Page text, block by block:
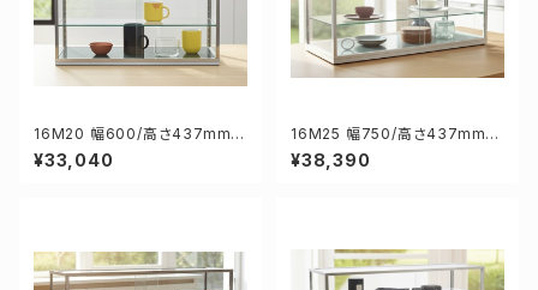
16M20 幅600/高さ437mm
業務用 ガラスケース ショーケー
ス コレクションケース ディスプ
¥33,040
16M25 幅750/高さ437mm
業務用 ガラスケース ショーケー
ス コレクションケース ディスプ
¥38,390